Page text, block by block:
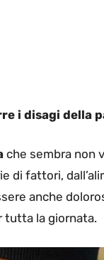
i disagi della
che sembra non
di fattori,
anche
tutta la giornata.